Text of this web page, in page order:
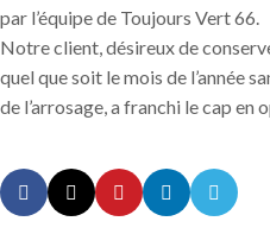
par l’équipe de Toujours Vert 66.
Notre client, désireux de
quel que soit le mois de l’année
de l’arrosage, a franchi le cap